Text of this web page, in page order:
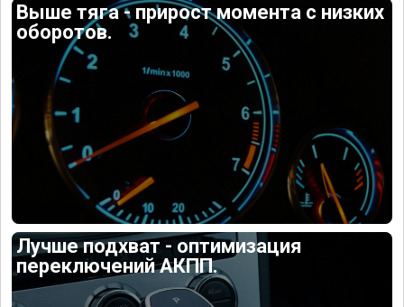
Выше тяга - прирост момента с низких
оборотов.
Лучше подхват - оптимизация
переключений АКПП.